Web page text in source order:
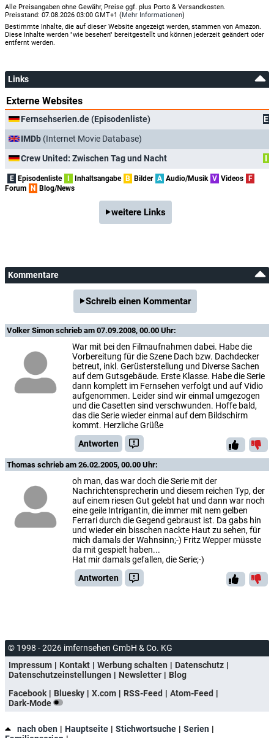
Alle Preisangaben ohne Gewähr, Preise ggf. plus Porto & Versandkosten.
Preisstand: 07.08.2026 03:00 GMT+1 (Mehr Informationen)
Bestimmte Inhalte, die auf dieser Website angezeigt werden, stammen von Amazon.
Diese Inhalte werden "wie besehen" bereitgestellt und können jederzeit geändert oder
entfernt werden.
Links
Externe Websites
Fernsehserien.de (Episodenliste)
E
IMDb (Internet Movie Database)
Crew United: Zwischen Tag und Nacht
I
E Episodenliste I Inhaltsangabe B Bilder A Audio/Musik V Videos F
Forum N Blog/News
weitere Links
Kommentare
Schreib einen Kommentar
Volker Simon schrieb am 07.09.2008, 00.00 Uhr:
War mit bei den Filmaufnahmen dabei. Habe die
Vorbereitung für die Szene Dach bzw. Dachdecker
betreut, inkl. Gerüsterstellung und Diverse Sachen
auf dem Gutsgebäude. Erste Klasse. Habe die Serie
dann komplett im Fernsehen verfolgt und auf Vidio
aufgenommen. Leider sind wir einmal umgezogen
und die Casetten sind verschwunden. Hoffe bald,
das die Serie wieder einmal auf dem Bildschirm
kommt. Herzliche Grüße
Antworten
Thomas schrieb am 26.02.2005, 00.00 Uhr:
oh man, das war doch die Serie mit der
Nachrichtensprecherin und diesem reichen Typ, der
auf einem riesen Gut gelebt hat und dann war noch
eine geile Intrigantin, die immer mit nem gelben
Ferrari durch die Gegend gebraust ist. Da gabs hin
und wieder ein bisschen nackte Haut zu sehen, für
mich damals der Wahnsinn;-) Fritz Wepper müsste
da mit gespielt haben...
Hat mir damals gefallen, die Serie;-)
Antworten
© 1998 - 2026 imfernsehen GmbH & Co. KG
Impressum
Kontakt Werbung schalten
Datenschutz
Datenschutzeinstellungen
Newsletter
Blog
Facebook
Bluesky X.com RSS-Feed
Atom-Feed
Dark-Mode
nach oben Hauptseite Stichwortsuche
Serien